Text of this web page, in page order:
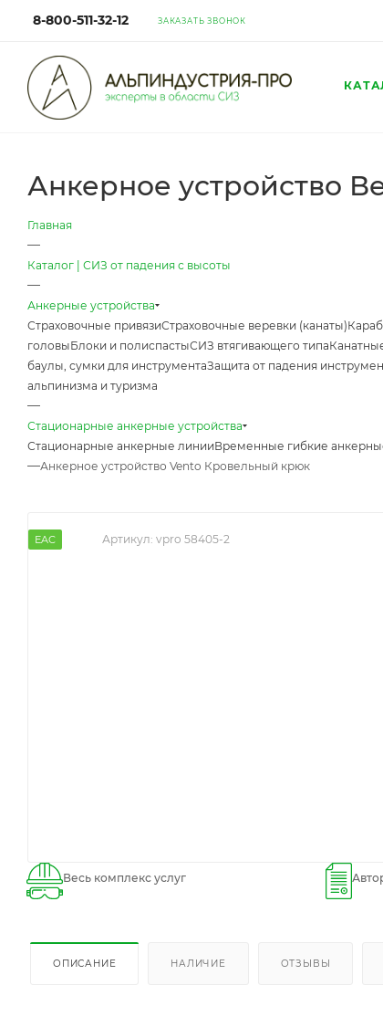
8-800-511-32-12 ЗАКАЗАТЬ ЗВОНОК
Анкерное устройство
Главная
—
Каталог | СИЗ от падения с высоты
—
Анкерные устройства
Страховочные привязиСтраховочные веревки (канаты)
головыБлоки и полиспастыСИЗ втягивающего типа
баулы, сумки для инструментаЗащита от падения
альпинизма и туризма
—
Стационарные анкерные устройства
Стационарные анкерные линииВременные гибкие
—Анкерное устройство Vento Кровельный крюк
EAC Артикул: vpro 58405-2
Весь комплекс услуг
ОПИСАНИЕ НАЛИЧИЕ ОТЗЫВЫ